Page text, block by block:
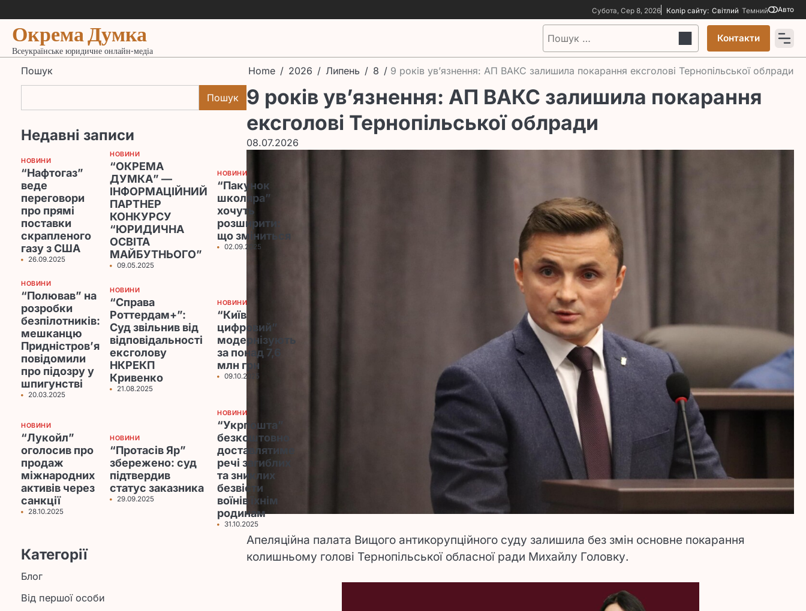
to
content
Субота, Сер 8, 2026 Колір сайту: Світлий Темний Авто
Окрема Думка
Всеукраїнське юридичне онлайн-медіа
Пошук: Контакти
Home 2026 Липень 8 9 років ув’язнення: АП ВАКС залишила покарання ексголові Тернопільської облради
9 років ув’язнення: АП ВАКС залишила покарання
ексголові Тернопільської облради
08.07.2026
Апеляційна палата Вищого антикорупційного суду залишила без змін основне покарання
колишньому голові Тернопільської обласної ради Михайлу Головку.
Пошук
Пошук
Недавні записи
НОВИНИ
“Нафтогаз”
веде
переговори
про прямі
поставки
скрапленого
газу з США
26.09.2025
НОВИНИ
“ОКРЕМА
ДУМКА” —
ІНФОРМАЦІЙНИЙ
ПАРТНЕР
КОНКУРСУ
“ЮРИДИЧНА
ОСВІТА
МАЙБУТНЬОГО”
09.05.2025
НОВИНИ
“Пакунок
школяра”
хочуть
розширити:
що зміниться
02.09.2025
НОВИНИ
“Полював” на
розробки
безпілотників:
мешканцю
Придністров’я
повідомили
про підозру у
шпигунстві
20.03.2025
НОВИНИ
“Справа
Роттердам+”:
Суд звільнив від
відповідальності
ексголову
НКРЕКП
Кривенко
21.08.2025
НОВИНИ
“Київ
цифровий”
модернізують
за понад 7,6
млн грн
09.10.2025
НОВИНИ
“Лукойл”
оголосив про
продаж
міжнародних
активів через
санкції
28.10.2025
НОВИНИ
“Протасів Яр”
збережено: суд
підтвердив
статус заказника
29.09.2025
НОВИНИ
“Укрпошта”
безкоштовно
доставлятиме
речі загиблих
та зниклих
безвісти
воїнів їхнім
родинам
31.10.2025
Категорії
Блог
Від першої особи